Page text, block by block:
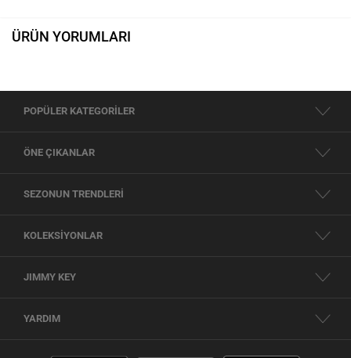
ÜRÜN YORUMLARI
POPÜLER KATEGORİLER
ÖNE ÇIKANLAR
SEZONUN TRENDLERİ
KOLEKSİYONLAR
JIMMY KEY
YARDIM